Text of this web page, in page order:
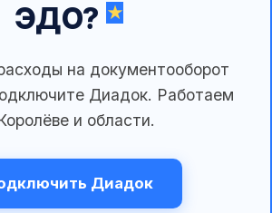
ЭДО?
на документооборот
Диадок. Работаем
и области.
Диадок